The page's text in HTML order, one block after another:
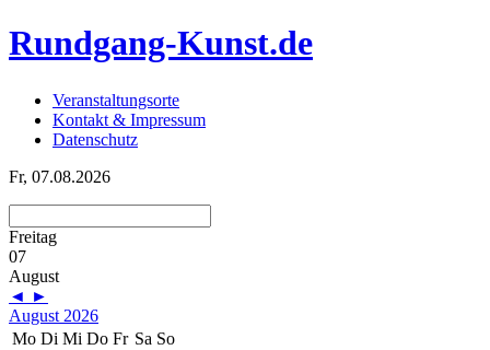
Rundgang-Kunst.de
Veranstaltungsorte
Kontakt & Impressum
Datenschutz
Fr, 07.08.2026
Freitag
07
August
◄ ►
August 2026
Mo Di Mi Do Fr Sa So